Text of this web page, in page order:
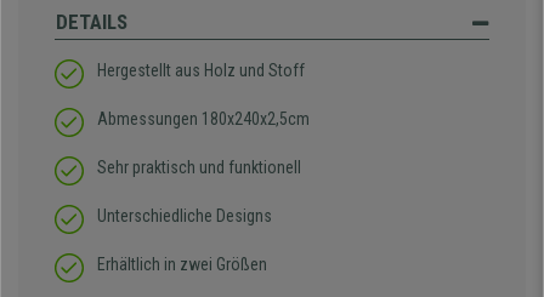
DETAILS
Hergestellt aus Holz und Stoff
Abmessungen 180x240x2,5cm
Sehr praktisch und funktionell
Unterschiedliche Designs
Erhältlich in zwei Größen